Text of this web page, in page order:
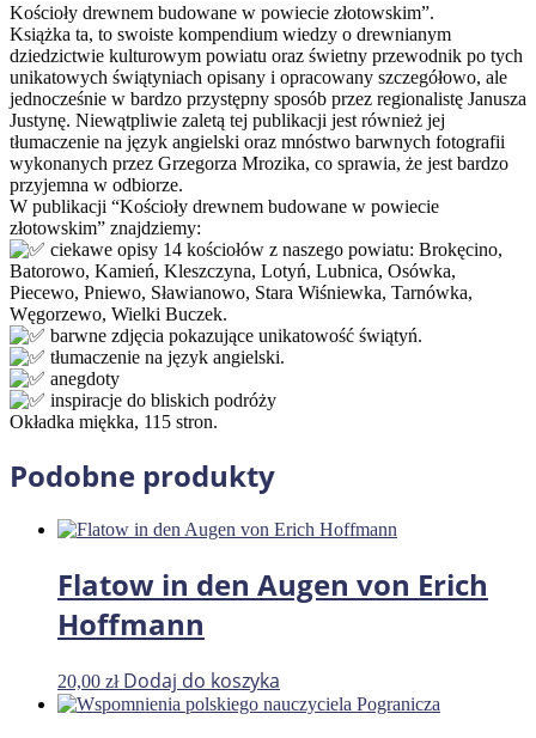
Kościoły drewnem budowane w powiecie złotowskim”.
Książka ta, to swoiste kompendium wiedzy o drewnianym
dziedzictwie kulturowym powiatu oraz świetny przewodnik po tych
unikatowych świątyniach opisany i opracowany szczegółowo, ale
jednocześnie w bardzo przystępny sposób przez regionalistę Janusza
Justynę. Niewątpliwie zaletą tej publikacji jest również jej
tłumaczenie na język angielski oraz mnóstwo barwnych fotografii
wykonanych przez Grzegorza Mrozika, co sprawia, że jest bardzo
przyjemna w odbiorze.
W publikacji “Kościoły drewnem budowane w powiecie
złotowskim” znajdziemy:
ciekawe opisy 14 kościołów z naszego powiatu: Brokęcino,
Batorowo, Kamień, Kleszczyna, Lotyń, Lubnica, Osówka,
Piecewo, Pniewo, Sławianowo, Stara Wiśniewka, Tarnówka,
Węgorzewo, Wielki Buczek.
barwne zdjęcia pokazujące unikatowość świątyń.
tłumaczenie na język angielski.
anegdoty
inspiracje do bliskich podróży
Okładka miękka, 115 stron.
Podobne produkty
Flatow in den Augen von Erich
Hoffmann
20,00 zł Dodaj do koszyka